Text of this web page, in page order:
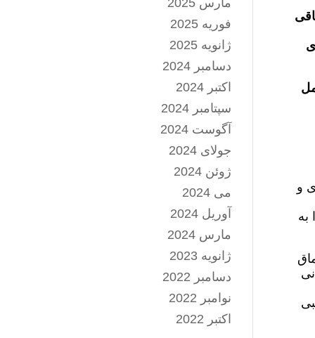
و
به
مارس 2025
فوریه 2025
ژانویه 2025
دسامبر 2024
اکتبر 2024
سپتامبر 2024
آگوست 2024
جولای 2024
ژوئن 2024
می 2024
آوریل 2024
مارس 2024
ژانویه 2023
دسامبر 2022
نوامبر 2022
اکتبر 2022